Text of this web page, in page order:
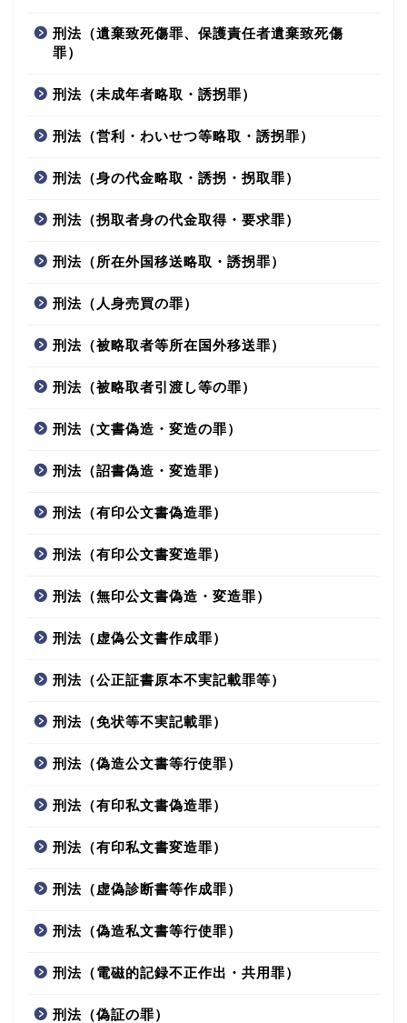
刑法（遺棄致死傷罪、保護責任者遺棄致死傷
罪）
刑法（未成年者略取・誘拐罪）
刑法（営利・わいせつ等略取・誘拐罪）
刑法（身の代金略取・誘拐・拐取罪）
刑法（拐取者身の代金取得・要求罪）
刑法（所在外国移送略取・誘拐罪）
刑法（人身売買の罪）
刑法（被略取者等所在国外移送罪）
刑法（被略取者引渡し等の罪）
刑法（文書偽造・変造の罪）
刑法（詔書偽造・変造罪）
刑法（有印公文書偽造罪）
刑法（有印公文書変造罪）
刑法（無印公文書偽造・変造罪）
刑法（虚偽公文書作成罪）
刑法（公正証書原本不実記載罪等）
刑法（免状等不実記載罪）
刑法（偽造公文書等行使罪）
刑法（有印私文書偽造罪）
刑法（有印私文書変造罪）
刑法（虚偽診断書等作成罪）
刑法（偽造私文書等行使罪）
刑法（電磁的記録不正作出・共用罪）
刑法（偽証の罪）